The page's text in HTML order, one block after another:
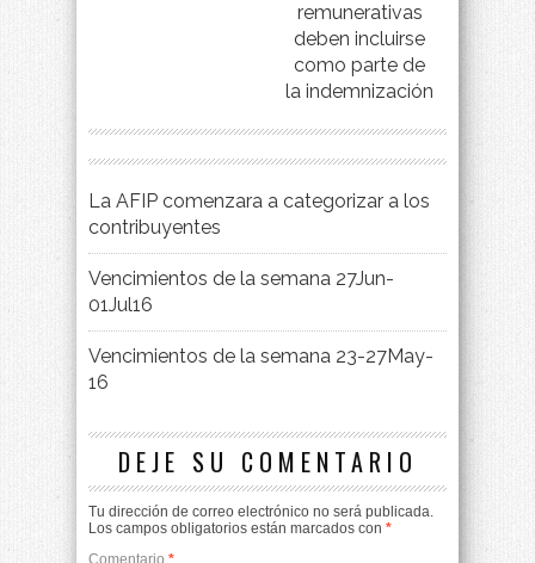
remunerativas
deben incluirse
como parte de
la indemnización
La AFIP comenzara a categorizar a los
contribuyentes
Vencimientos de la semana 27Jun-
01Jul16
Vencimientos de la semana 23-27May-
16
DEJE SU COMENTARIO
Tu dirección de correo electrónico no será publicada.
Los campos obligatorios están marcados con *
Comentario *